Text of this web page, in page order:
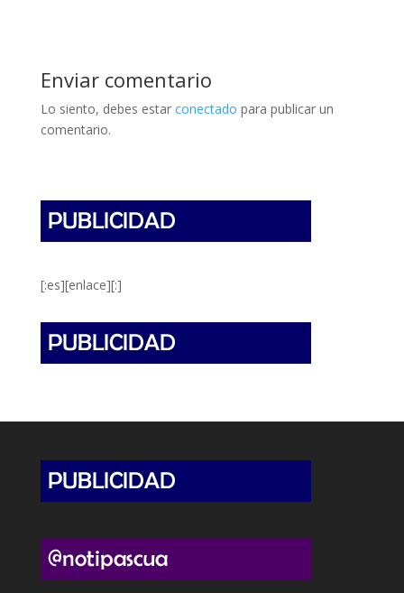
Enviar comentario
Lo siento, debes estar conectado para publicar un
comentario.
[:es][enlace][:]